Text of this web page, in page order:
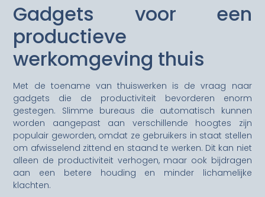
Gadgets voor een
productieve
werkomgeving thuis
Met de toename van thuiswerken is de vraag naar
gadgets die de productiviteit bevorderen enorm
gestegen. Slimme bureaus die automatisch kunnen
worden aangepast aan verschillende hoogtes zijn
populair geworden, omdat ze gebruikers in staat stellen
om afwisselend zittend en staand te werken. Dit kan niet
alleen de productiviteit verhogen, maar ook bijdragen
aan een betere houding en minder lichamelijke
klachten.